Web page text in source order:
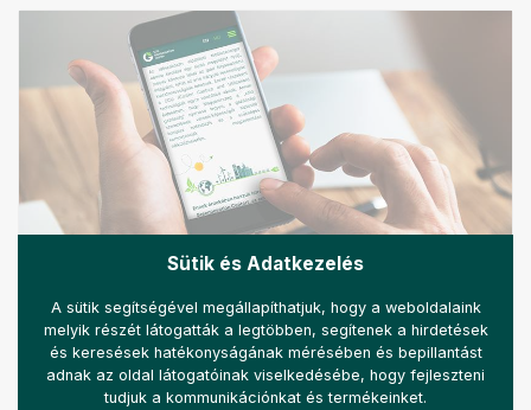
Útmutató a honlaphoz
Új honlapunkhoz szeretnénk ezzel a cikkel
útmutatást biztosítani, így a következőkben azt
Sütik és Adatkezelés
A sütik segítségével megállapíthatjuk, hogy a weboldalaink
melyik részét látogatták a legtöbben, segítenek a hirdetések
és keresések hatékonyságának mérésében és bepillantást
adnak az oldal látogatóinak viselkedésébe, hogy fejleszteni
tudjuk a kommunikációnkat és termékeinket.